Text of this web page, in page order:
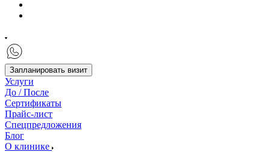
Запланировать визит
Услуги
До / После
Сертификаты
Прайс-лист
Спецпредложения
Блог
О клинике